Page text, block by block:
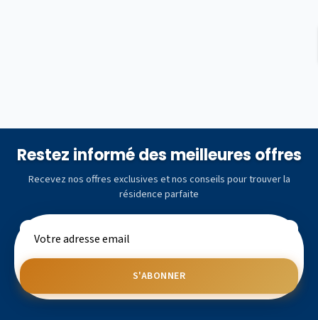
Restez informé des meilleures offres
Recevez nos offres exclusives et nos conseils pour trouver la
résidence parfaite
S'ABONNER